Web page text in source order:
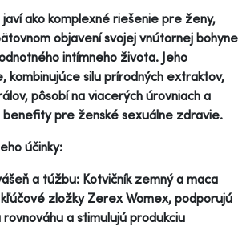
ako komplexné riešenie pre ženy,
objavení svojej vnútornej bohyne
intímneho života. Jeho
kombinujúce silu prírodných extraktov,
pôsobí na viacerých úrovniach a
benefity pre ženské sexuálne zdravie.
účinky:
a túžbu: Kotvičník zemný a maca
zložky Zerex Womex, podporujú
rovnováhu a stimulujú produkciu